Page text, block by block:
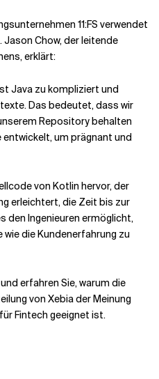
11:FS verwendet
Chow, der leitende
erklärt:
Java zu kompliziert und
Das bedeutet, dass wir
Repository behalten
um prägnant und
von Kotlin hervor, der
erleichtert, die Zeit bis zur
den Ingenieuren ermöglicht,
die Kundenerfahrung zu
erfahren Sie, warum die
von Xebia der Meinung
Fintech geeignet ist.